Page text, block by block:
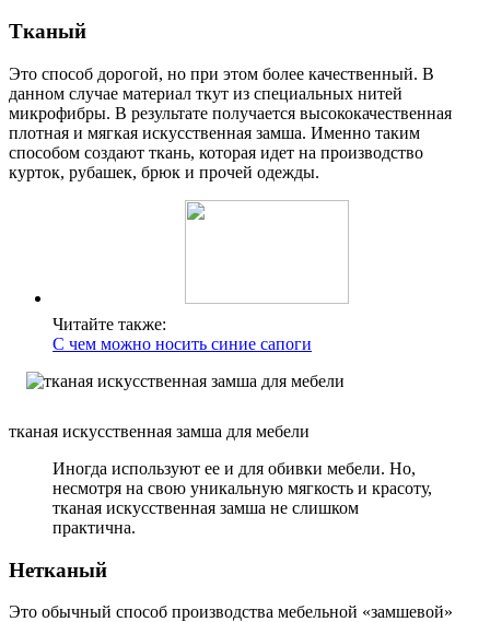
Тканый
Это способ дорогой, но при этом более качественный. В
данном случае материал ткут из специальных нитей
микрофибры. В результате получается высококачественная
плотная и мягкая искусственная замша. Именно таким
способом создают ткань, которая идет на производство
курток, рубашек, брюк и прочей одежды.
Читайте также:
С чем можно носить синие сапоги
тканая искусственная замша для мебели
Иногда используют ее и для обивки мебели. Но,
несмотря на свою уникальную мягкость и красоту,
тканая искусственная замша не слишком
практична.
Нетканый
Это обычный способ производства мебельной «замшевой»